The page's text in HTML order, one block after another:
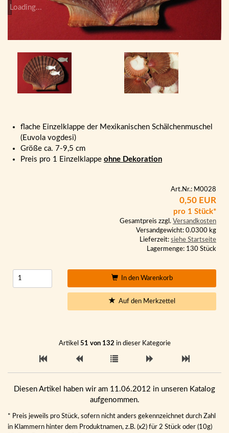
Loading...
flache Einzelklappe der Mexikanischen Schälchenmuschel
(Euvola vogdesi)
Größe ca. 7-9,5 cm
Preis pro 1 Einzelklappe ohne Dekoration
Art.Nr.: M0028
0,50 EUR
pro 1 Stück*
Gesamtpreis zzgl. Versandkosten
Versandgewicht: 0.0300 kg
Lieferzeit: siehe Startseite
Lagermenge: 130 Stück
In den Warenkorb
Auf den Merkzettel
Artikel 51 von 132 in dieser Kategorie
Diesen Artikel haben wir am 11.06.2012 in unseren Katalog
aufgenommen.
* Preis jeweils pro Stück, sofern nicht anders gekennzeichnet durch Zahl
in Klammern hinter dem Produktnamen, z.B. (x2) für 2 Stück oder (10g)